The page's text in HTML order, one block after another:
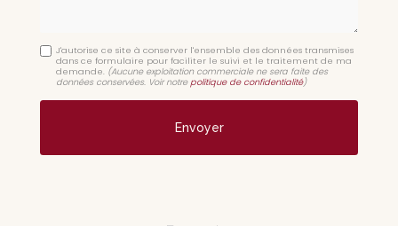
J'autorise ce site à conserver l'ensemble des données transmises
dans ce formulaire pour faciliter le suivi et le traitement de ma
demande. (Aucune exploitation commerciale ne sera faite des
données conservées. Voir notre politique de confidentialité)